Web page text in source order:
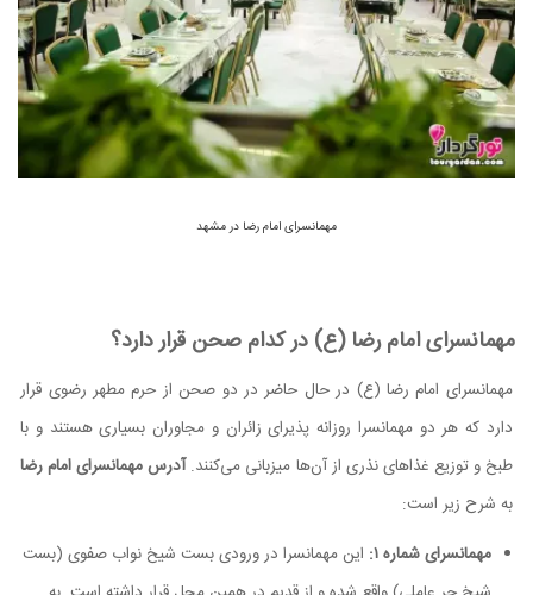
مهمانسرای امام رضا در مشهد
مهمانسرای امام رضا (ع) در کدام صحن قرار دارد؟
مهمانسرای امام رضا (ع) در حال حاضر در دو صحن از حرم مطهر رضوی قرار
دارد که هر دو مهمانسرا روزانه پذیرای زائران و مجاوران بسیاری هستند و با
طبخ و توزیع غذاهای نذری از آن‌ها میزبانی می‌کنند.آدرس مهمانسرای امام رضا
به شرح زیر است:
مهمانسرای شماره ۱:
این مهمانسرا در ورودی بست شیخ نواب صفوی (بست